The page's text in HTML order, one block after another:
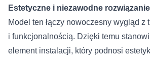
Estetyczne i niezawodne rozwiązanie
Model ten łączy nowoczesny wygląd z
i funkcjonalnością. Dzięki temu
element instalacji, który podnosi